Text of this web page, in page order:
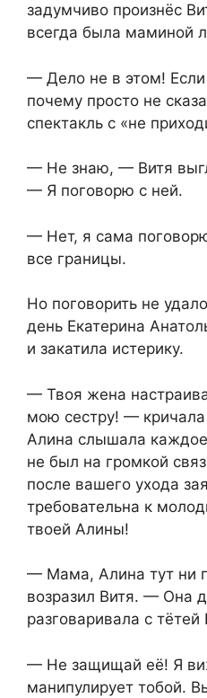
задумчиво произнёс
всегда была маминой
— Дело не в этом!
почему просто не
спектакль с «не
— Не знаю, — Витя
— Я поговорю с ней.
— Нет, я сама
все границы.
Но поговорить не
день Екатерина
и закатила истерику.
— Твоя жена
мою сестру! — кричала
Алина слышала
не был на громкой
после вашего ухода
требовательна к
твоей Алины!
— Мама, Алина тут ни
возразил Витя. — Она
разговаривала с тётей
— Не защищай её! Я
манипулирует тобой.